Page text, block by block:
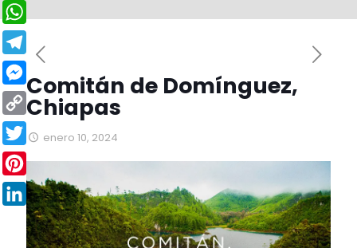
Comitán de Domínguez,
Chiapas
enero 10, 2024
Facebook
WhatsApp
Telegram
Messenger
Copy
Link
Twitter
Pinterest
LinkedIn